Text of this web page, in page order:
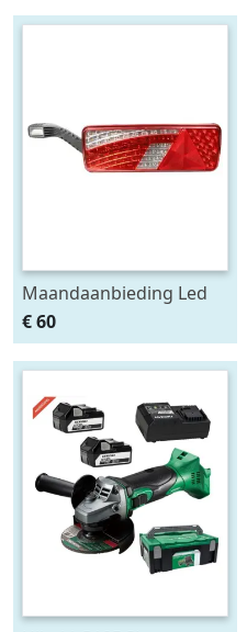
Maandaanbieding Led
achterlicht 12-24V links
m. breedtelamp
€ 60